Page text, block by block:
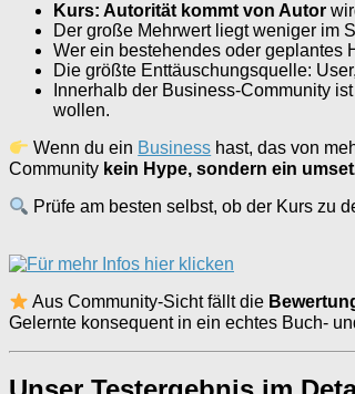
Kurs: Autorität kommt von Autor
Der große Mehrwert liegt weniger im
Wer ein bestehendes oder geplantes
Die größte Enttäuschungsquelle:
Innerhalb der Business-Community
wollen.
Wenn du ein Business hast, das von
Community kein Hype, sondern ein
Prüfe am besten selbst, ob der Kurs zu
Aus Community-Sicht fällt die
Gelernte konsequent in ein echtes Buch-